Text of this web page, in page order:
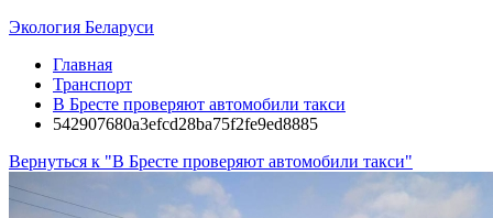
Экология Беларуси
Главная
Транспорт
В Бресте проверяют автомобили такси
542907680a3efcd28ba75f2fe9ed8885
Вернуться к "В Бресте проверяют автомобили такси"